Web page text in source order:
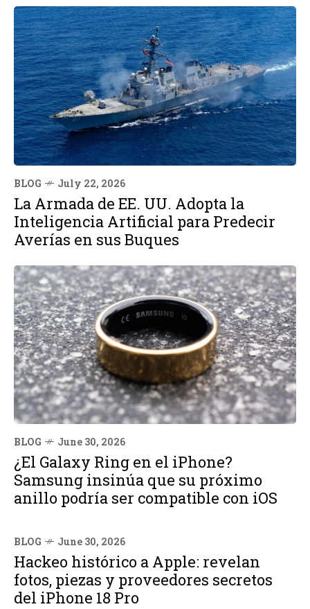
BLOG July 22, 2026
La Armada de EE. UU. Adopta la
Inteligencia Artificial para Predecir
Averías en sus Buques
BLOG June 30, 2026
¿El Galaxy Ring en el iPhone?
Samsung insinúa que su próximo
anillo podría ser compatible con iOS
BLOG June 30, 2026
Hackeo histórico a Apple: revelan
fotos, piezas y proveedores secretos
del iPhone 18 Pro